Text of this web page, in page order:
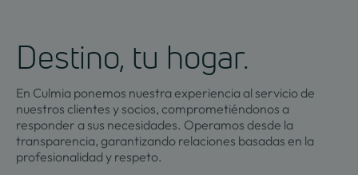
Destino, tu hogar.
En Culmia ponemos nuestra experiencia al servicio de
nuestros clientes y socios, comprometiéndonos a
responder a sus necesidades. Operamos desde la
transparencia, garantizando relaciones basadas en la
profesionalidad y respeto.